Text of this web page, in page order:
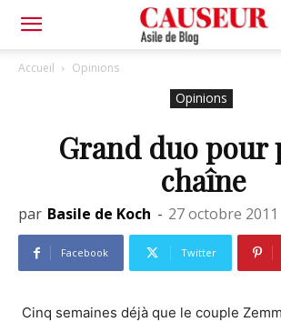
Asile
Accueil Opinions
Opinions
Grand duo pour
chaîne
par Basile de Koch - 27 octobre 2011
Facebook Twitter
Cinq semaines déjà que le couple